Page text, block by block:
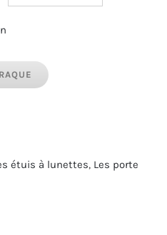
étuis à lunettes, Les porte